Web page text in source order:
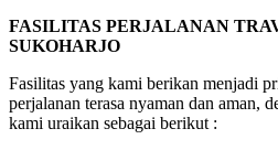
FASILITAS PERJALANAN
SUKOHARJO
Fasilitas yang kami berikan menjadi
perjalanan terasa nyaman dan aman,
kami uraikan sebagai berikut :